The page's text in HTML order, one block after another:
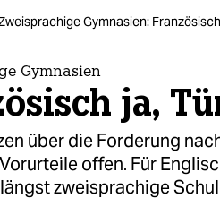
Gymnasien:
Gymnasien
ja,
über die Forderung
offen. Für
zweisprachige